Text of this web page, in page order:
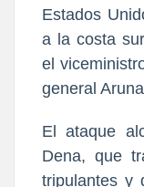
Estados
a la costa
el
general
El ataque
Dena, que
tripulantes y